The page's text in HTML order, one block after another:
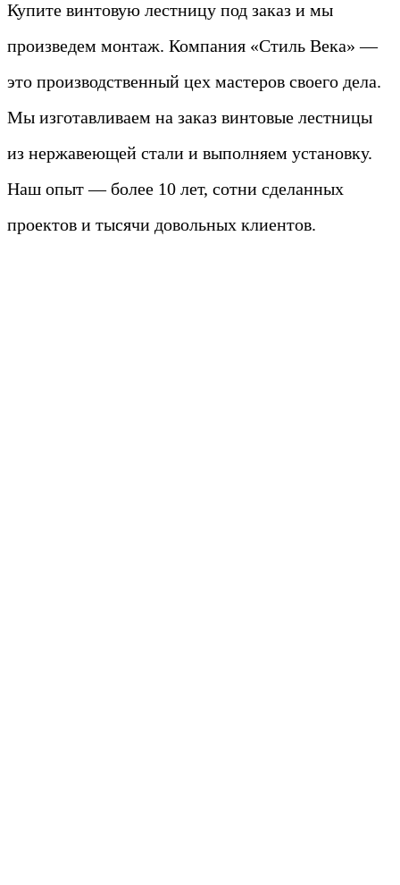
Купите винтовую лестницу под заказ и мы
произведем монтаж. Компания «Стиль Века» —
это производственный цех мастеров своего дела.
Мы изготавливаем на заказ винтовые лестницы
из нержавеющей стали и выполняем установку.
Наш опыт — более 10 лет, сотни сделанных
проектов и тысячи довольных клиентов.